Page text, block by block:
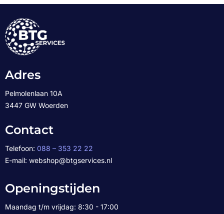
Adres
Pelmolenlaan 10A
3447 GW Woerden
Contact
Telefoon: 088 – 353 22 22
E-mail: webshop@btgservices.nl
Openingstijden
Maandag t/m vrijdag: 8:30 - 17:00